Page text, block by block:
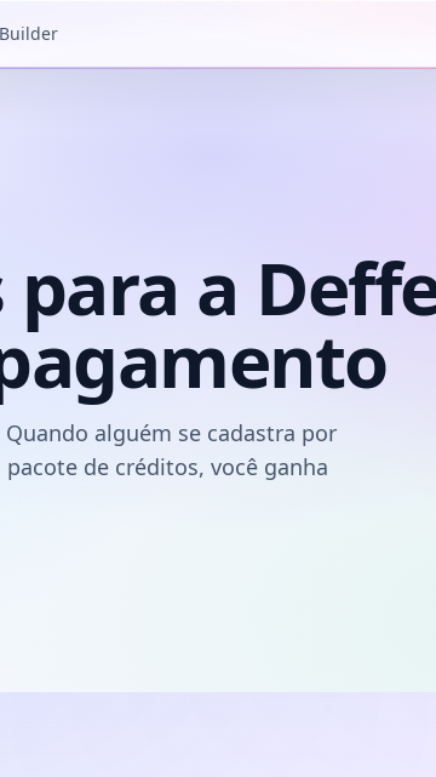
a
alguém se cadastra por
de créditos, você ganha